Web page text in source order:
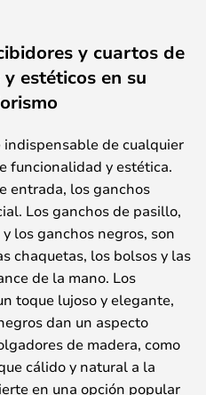
y cuartos de
estéticos en su
indispensable de cualquier
funcionalidad y estética.
entrada, los ganchos
Los ganchos de pasillo,
los ganchos negros, son
chaquetas, los bolsos y las
de la mano. Los
toque lujoso y elegante,
dan un aspecto
de madera, como
cálido y natural a la
en una opción popular